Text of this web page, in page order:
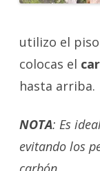
utilizo el
colocas el
hasta arriba.
NOTA: Es
evitando los